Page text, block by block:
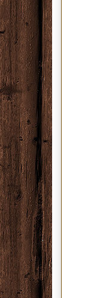
WOOD EDITION
COMFORT, LONG
PLANK, OAK LIMA
272,29 DKK
778,75 DKK pr
778,75 DKK
Se produktet